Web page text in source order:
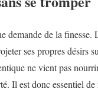
demande de la finesse.
ses propres désirs
ne vient pas
Il est donc essentiel